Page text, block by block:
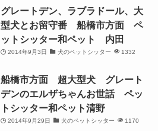
グレートデン、ラブラドール、大
型犬とお留守番 船橋市方面 ペ
ットシッター和ペット 内田
2014年9月3日 犬のペットシッター 1332
船橋市方面 超大型犬 グレート
デンのエルザちゃんお世話 ペッ
トシッター和ペット清野
2014年9月29日 犬のペットシッター 1170